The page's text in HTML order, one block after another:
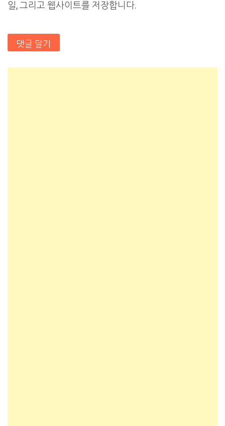
일, 그리고 웹사이트를 저장합니다.